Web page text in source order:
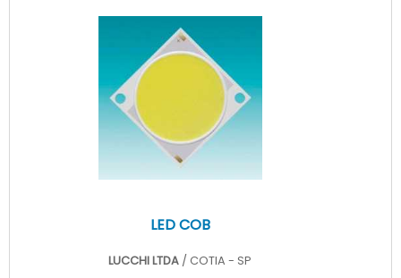
LED COB
LUCCHI LTDA / COTIA - SP